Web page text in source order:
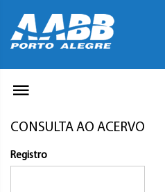
CONSULTA AO ACERVO
Registro